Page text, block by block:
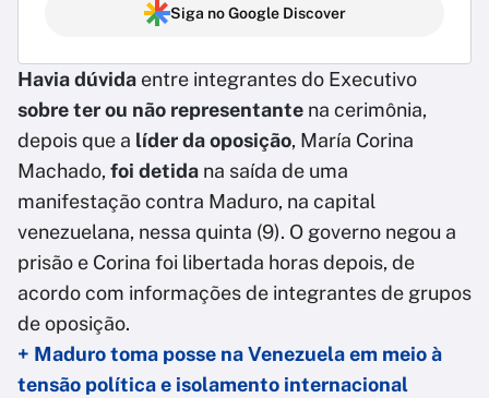
Siga no Google Discover
Havia dúvida entre integrantes do Executivo
sobre ter ou não representante na cerimônia,
depois que a líder da oposição, María Corina
Machado, foi detida na saída de uma
manifestação contra Maduro, na capital
venezuelana, nessa quinta (9). O governo negou a
prisão e Corina foi libertada horas depois, de
acordo com informações de integrantes de grupos
de oposição.
+ Maduro toma posse na Venezuela em meio à
tensão política e isolamento internacional